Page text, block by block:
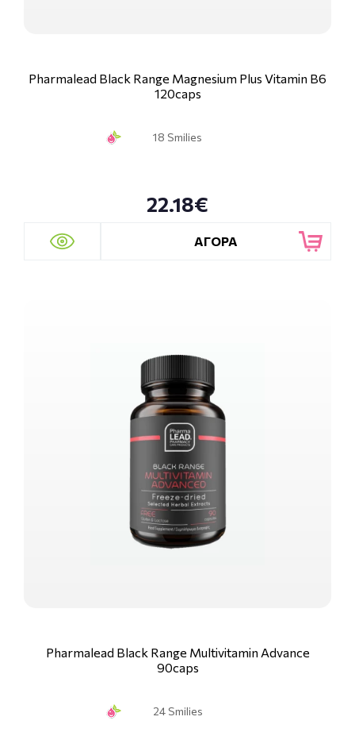
Pharmalead Black Range Magnesium Plus Vitamin B6
120caps
18 Smilies
22.18€
ΑΓΟΡΑ
Pharmalead Black Range Multivitamin Advance
90caps
24 Smilies